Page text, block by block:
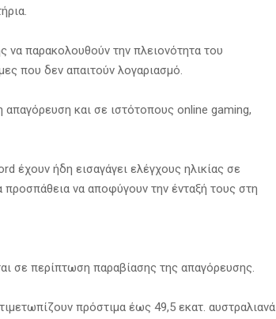
να παρακολουθούν την πλειονότητα του
που δεν απαιτούν λογαριασμό.
απαγόρευση και σε ιστότοπους online gaming,
έχουν ήδη εισαγάγει ελέγχους ηλικίας σε
να αποφύγουν την ένταξή τους στη
σε περίπτωση παραβίασης της απαγόρευσης.
πρόστιμα έως 49,5 εκατ. αυστραλιανά